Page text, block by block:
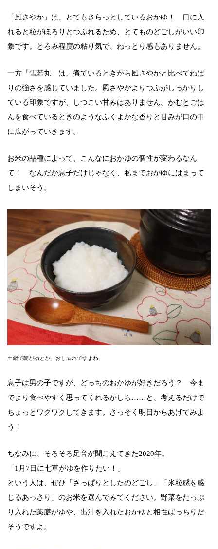
「風さやか」は、とてもさらっとしているおかゆ！ 口に入
れると粒がほろりとつぶれるため、とてものどごしがいい印
象です。とろみ程度の粘り気で、ねっとり感もありません。
一方「雪若丸」は、煮ているときから風さやかと比べてねば
りの強さを感じていました。風さやかよりつぶがしっかりし
ている印象ですが、しつこい甘みはありません。かむとごは
んを食べているときのようなふくよかな香りと甘みが口の中
に広がっていきます。
お米の品種によって、こんなにおかゆの個性が変わるなん
て！ なんだか息子だけじゃなく、私までおかゆにはまって
しまいそう。
土鍋で朝がゆとか、おしゃれですよね。
息子は男の子ですが、どっちのおかゆが好きだろう？ 今ま
でより食べやすく思ってくれるかしら……と、考えるだけで
ちょっとワクワクしてきます。さっそく明日からあげてみよ
う！
ちなみに、そろそろ足音が聞こえてきた2020年。
「1月7日に七草がゆを作りたい！」
という人は、ぜひ「さっぱりとしたのどごし」「米粒感を感
じるあっさり」のお米を選んでみてください。野菜をたっぷ
り入れた薬膳がゆや、出汁を入れたおかゆと相性ばっちりだ
そうですよ。